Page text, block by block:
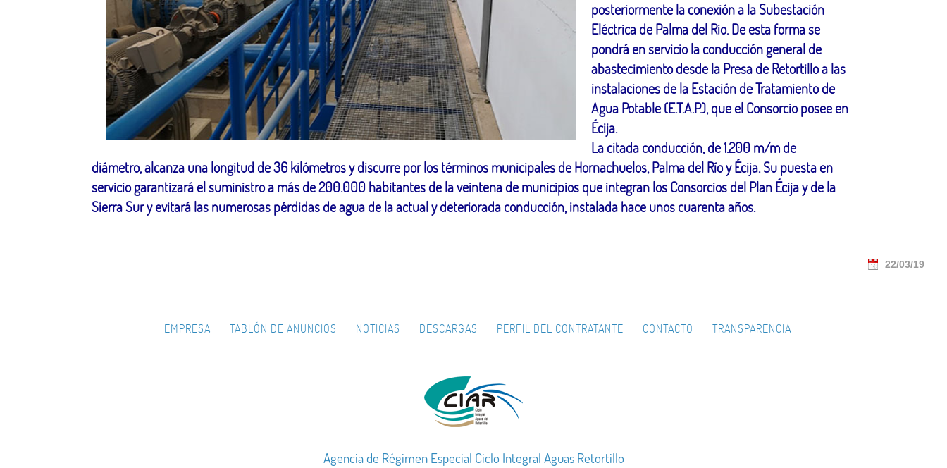
posteriormente la conexión a la Subestación
Eléctrica de Palma del Rio. De esta forma se
pondrá en servicio la conducción general de
abastecimiento desde la Presa de Retortillo a las
instalaciones de la Estación de Tratamiento de
Agua Potable (E.T.A.P.), que el Consorcio posee en
Écija.
La citada conducción, de 1.200 m/m de
diámetro, alcanza una longitud de 36 kilómetros y discurre por los términos municipales de Hornachuelos, Palma del Río y Écija. Su puesta en
servicio garantizará el suministro a más de 200.000 habitantes de la veintena de municipios que integran los Consorcios del Plan Écija y de la
Sierra Sur y evitará las numerosas pérdidas de agua de la actual y deteriorada conducción, instalada hace unos cuarenta años.
22/03/19
EMPRESA TABLÓN DE ANUNCIOS NOTICIAS DESCARGAS PERFIL DEL CONTRATANTE CONTACTO TRANSPARENCIA
Agencia de Régimen Especial Ciclo Integral Aguas Retortillo